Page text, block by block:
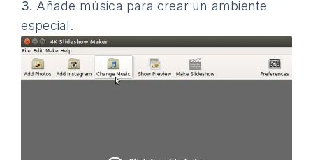
3. Añade música para crear un ambiente
especial.